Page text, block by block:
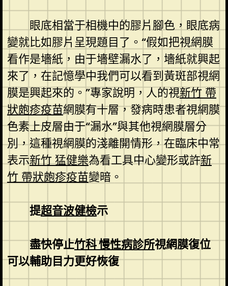
眼底相當于相機中的膠片腳色，眼底病
變就比如膠片呈現題目了。“假如把視網膜
看作是墻紙，由于墻壁漏水了，墻紙就興起
來了，在記憶學中我們可以看到黃斑部視網
膜是興起來的。”專家說明，人的視新竹 帶
狀皰疹疫苗網膜有十層，發病時患者視網膜
色素上皮層由于“漏水”與其他視網膜層分
別，這種視網膜的淺離開情形，在臨床中常
表示新竹 猛健樂為看工具中心變形或許新
竹 帶狀皰疹疫苗變暗。
提超音波健檢示
盡快停止竹科 慢性病診所視網膜復位
可以輔助目力更好恢復